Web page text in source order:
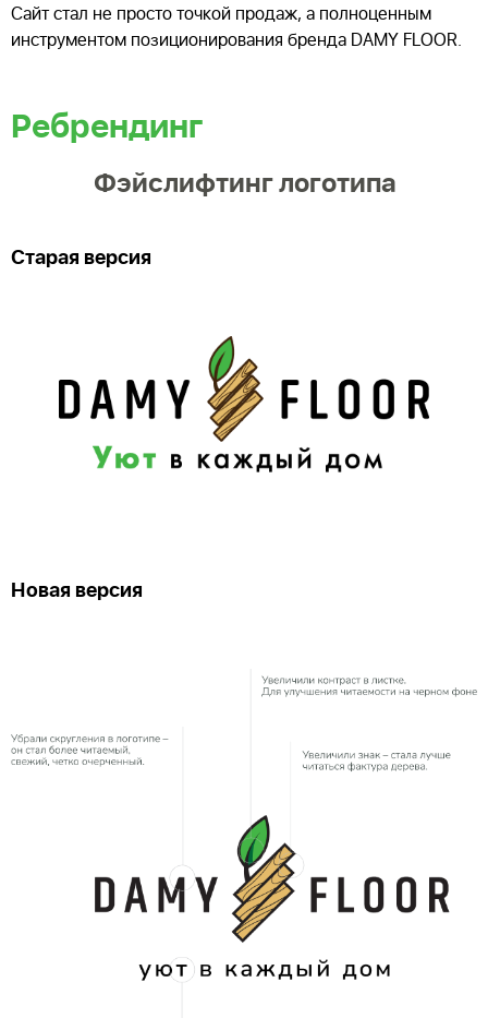
Сайт стал не просто точкой продаж, а полноценным
инструментом позиционирования бренда DAMY FLOOR.
Ребрендинг
Фэйслифтинг логотипа
Старая версия
Новая версия